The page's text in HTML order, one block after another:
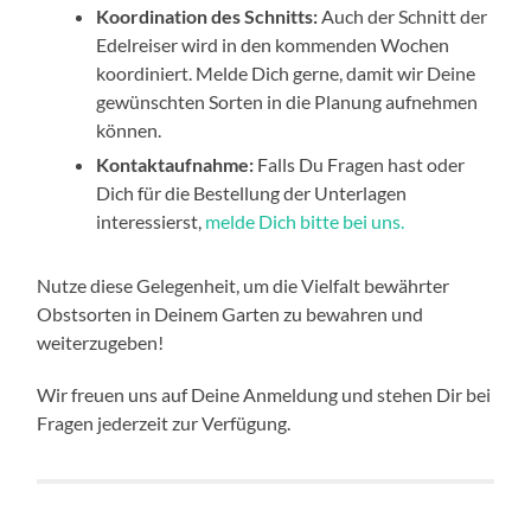
Koordination des Schnitts:Auch der Schnitt der
Edelreiser wird in den kommenden Wochen
koordiniert. Melde Dich gerne, damit wir Deine
gewünschten Sorten in die Planung aufnehmen
können.
Kontaktaufnahme: Falls Du Fragen hast oder
Dich für die Bestellung der Unterlagen
interessierst, melde Dich bitte bei uns.
Nutze diese Gelegenheit, um die Vielfalt bewährter
Obstsorten in Deinem Garten zu bewahren und
weiterzugeben!
Wir freuen uns auf Deine Anmeldung und stehen Dir bei
Fragen jederzeit zur Verfügung.